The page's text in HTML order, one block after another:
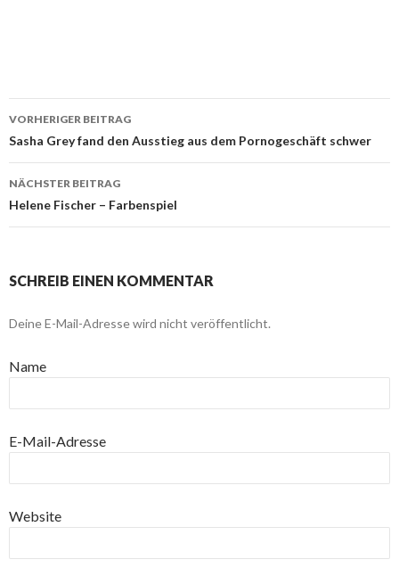
Beitragsnavigation
VORHERIGER BEITRAG
Sasha Grey fand den Ausstieg aus dem Pornogeschäft schwer
NÄCHSTER BEITRAG
Helene Fischer – Farbenspiel
SCHREIB EINEN KOMMENTAR
Deine E-Mail-Adresse wird nicht veröffentlicht.
Name
E-Mail-Adresse
Website